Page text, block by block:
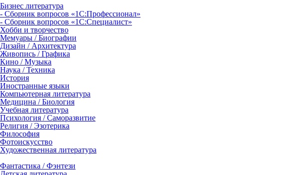
Бизнес литература
- Сборник вопросов «1С:Профессионал»
- Сборник вопросов «1С:Специалист»
Хобби и творчество
Мемуары / Биографии
Дизайн / Архитектура
Живопись / Графика
Кино / Музыка
Наука / Техника
История
Иностранные языки
Компьютерная литература
Медицина / Биология
Учебная литература
Психология / Саморазвитие
Религия / Эзотерика
Философия
Фотоискусство
Художественная литература
Фантастика / Фэнтези